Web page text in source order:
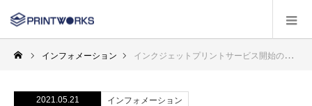
インフォメーション インクジェットプリントサービス開始のお知らせ
2021.05.21 インフォメーション